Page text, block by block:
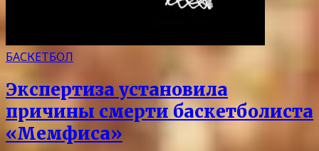
БАСКЕТБОЛ
Экспертиза установила
причины смерти баскетболиста
«Мемфиса»